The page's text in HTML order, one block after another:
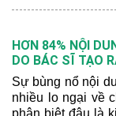
HƠN 84% NỘI
DO BÁC SĨ TẠO
Sự bùng nổ nội
nhiều lo ngại về
phân biệt đâu là